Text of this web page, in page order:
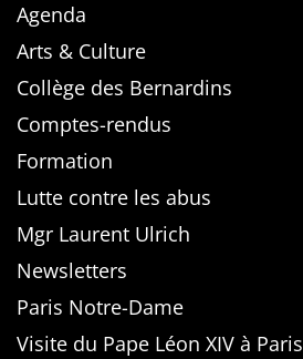
Agenda
Arts & Culture
Collège des Bernardins
Comptes-rendus
Formation
Lutte contre les abus
Mgr Laurent Ulrich
Newsletters
Paris Notre-Dame
Visite du Pape Léon XIV à Paris